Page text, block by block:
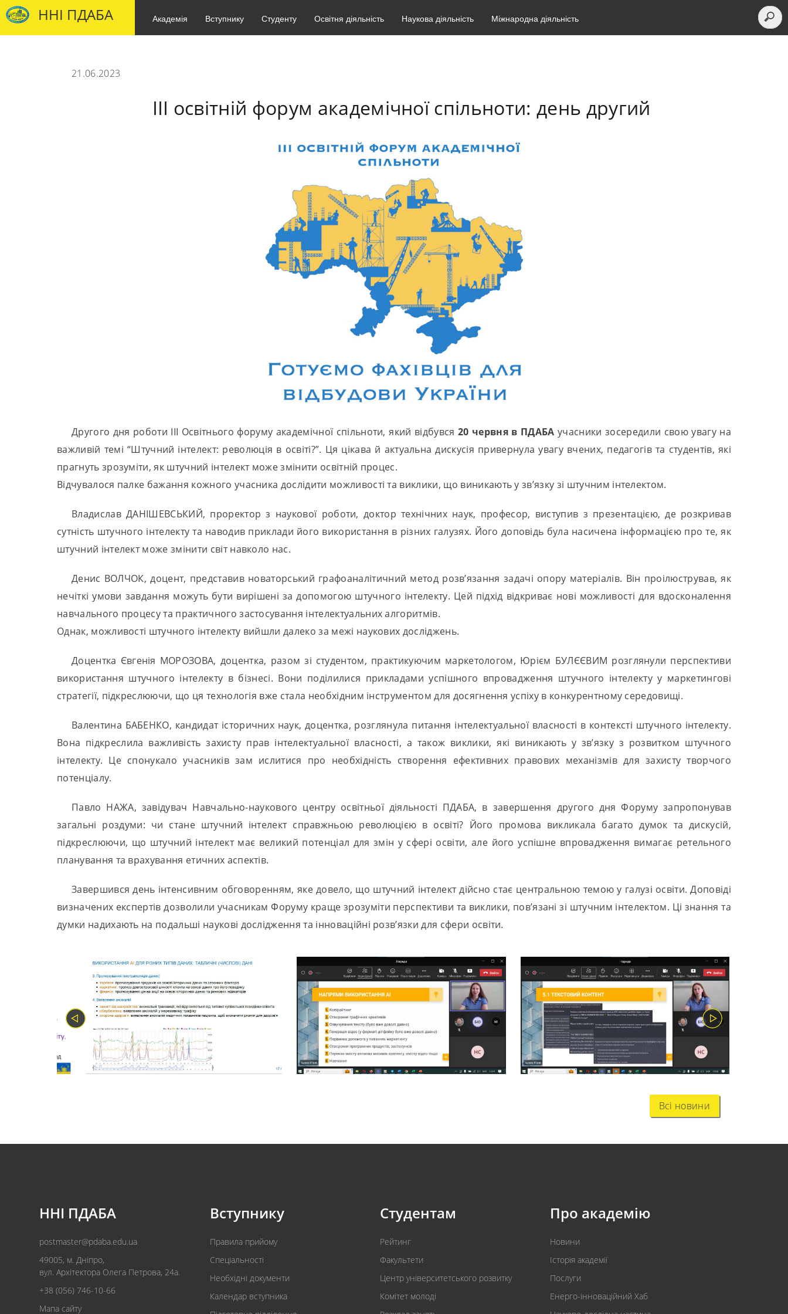
ННІ ПДАБА Академія Вступнику Студенту Освітня діяльність Наукова діяльність Міжнародна діяльність
21.06.2023
ІІІ освітній форум академічної спільноти: день другий
Другого дня роботи ІІІ Освітнього форуму академічної спільноти, який відбувся 20 червня в ПДАБА учасники зосередили свою увагу на
важливій темі “Штучний інтелект: революція в освіті?”. Ця цікава й актуальна дискусія привернула увагу вчених, педагогів та студентів, які
прагнуть зрозуміти, як штучний інтелект може змінити освітній процес.
Відчувалося палке бажання кожного учасника дослідити можливості та виклики, що виникають у зв’язку зі штучним інтелектом.
Владислав ДАНІШЕВСЬКИЙ, проректор з наукової роботи, доктор технічних наук, професор, виступив з презентацією, де розкривав
сутність штучного інтелекту та наводив приклади його використання в різних галузях. Його доповідь була насичена інформацією про те, як
штучний інтелект може змінити світ навколо нас.
Денис ВОЛЧОК, доцент, представив новаторський графоаналітичний метод розв’язання задачі опору матеріалів. Він проілюстрував, як
нечіткі умови завдання можуть бути вирішені за допомогою штучного інтелекту. Цей підхід відкриває нові можливості для вдосконалення
навчального процесу та практичного застосування інтелектуальних алгоритмів.
Однак, можливості штучного інтелекту вийшли далеко за межі наукових досліджень.
Доцентка Євгенія МОРОЗОВА, доцентка, разом зі студентом, практикуючим маркетологом, Юрієм БУЛЄЄВИМ розглянули перспективи
використання штучного інтелекту в бізнесі. Вони поділилися прикладами успішного впровадження штучного інтелекту у маркетингові
стратегії, підкреслюючи, що ця технологія вже стала необхідним інструментом для досягнення успіху в конкурентному середовищі.
Валентина БАБЕНКО, кандидат історичних наук, доцентка, розглянула питання інтелектуальної власності в контексті штучного інтелекту.
Вона підкреслила важливість захисту прав інтелектуальної власності, а також виклики, які виникають у зв’язку з розвитком штучного
інтелекту. Це спонукало учасників зам ислитися про необхідність створення ефективних правових механізмів для захисту творчого
потенціалу.
Павло НАЖА, завідувач Навчально-наукового центру освітньої діяльності ПДАБА, в завершення другого дня Форуму запропонував
загальні роздуми: чи стане штучний інтелект справжньою революцією в освіті? Його промова викликала багато думок та дискусій,
підкреслюючи, що штучний інтелект має великий потенціал для змін у сфері освіти, але його успішне впровадження вимагає ретельного
планування та врахування етичних аспектів.
Завершився день інтенсивним обговоренням, яке довело, що штучний інтелект дійсно стає центральною темою у галузі освіти. Доповіді
визначених експертів дозволили учасникам Форуму краще зрозуміти перспективи та виклики, пов’язані зі штучним інтелектом. Ці знання та
думки надихають на подальші наукові дослідження та інноваційні розв’язки для сфери освіти.
Всі новини
ННІ ПДАБА
postmaster@pdaba.edu.ua
49005, м. Дніпро,
вул. Архітектора Олега Петрова, 24а.
+38 (056) 746-10-66
Мапа сайту
Вступнику
Правила прийому
Спеціальності
Необхідні документи
Календар вступника
Студентам
Рейтинг
Факультети
Центр університетського розвитку
Комітет молоді
Про академію
Новини
Історія академії
Послуги
Енерго-інноваційний Хаб